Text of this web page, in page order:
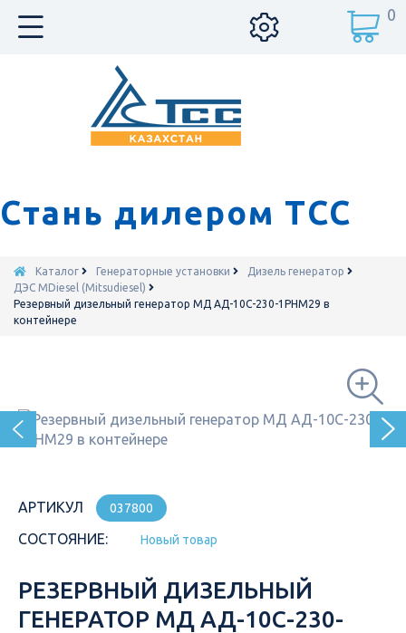
Стань дилером ТСС
0
Каталог Генераторные установки
Дизель генератор
ДЭС MDiesel (Mitsudiesel)
Резервный дизельный генератор МД АД-10С-230-1РНМ29 в
контейнере
АРТИКУЛ 037800
СОСТОЯНИЕ: Новый товар
РЕЗЕРВНЫЙ ДИЗЕЛЬНЫЙ
ГЕНЕРАТОР МД АД-10С-230-